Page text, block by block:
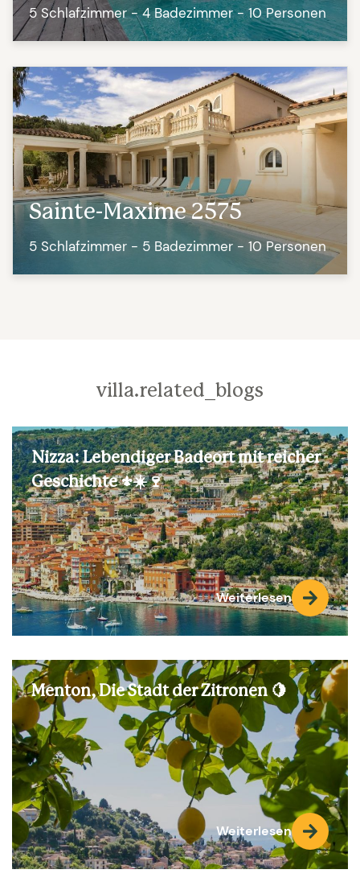
5 Schlafzimmer - 4 Badezimmer - 10 Personen
Sainte-Maxime 2575
5 Schlafzimmer - 5 Badezimmer - 10 Personen
villa.related_blogs
Nizza: Lebendiger Badeort mit reicher
Geschichte ⚜️☀️🍷
Weiterlesen
Menton, Die Stadt der Zitronen 🍋
Weiterlesen